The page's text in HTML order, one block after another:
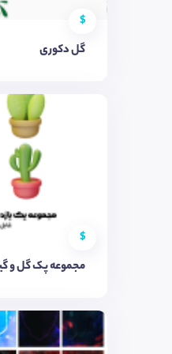
$
گل دکوری
$
مجموعه پک گل و